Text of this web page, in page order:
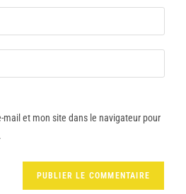
mail et mon site dans le navigateur pour